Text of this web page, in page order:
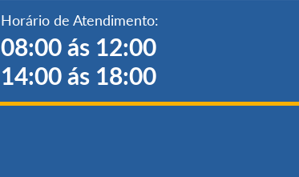
Horário de Atendimento:
08:00 ás 12:00
14:00 ás 18:00